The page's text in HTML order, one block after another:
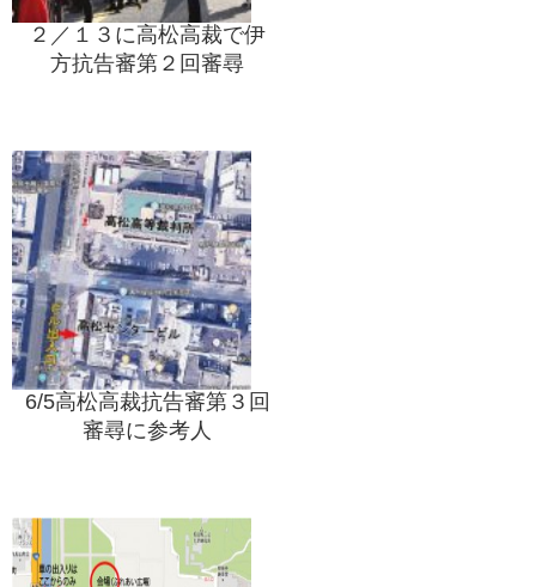
２／１３に高松高裁で伊
方抗告審第２回審尋
6/5高松高裁抗告審第３回
審尋に参考人